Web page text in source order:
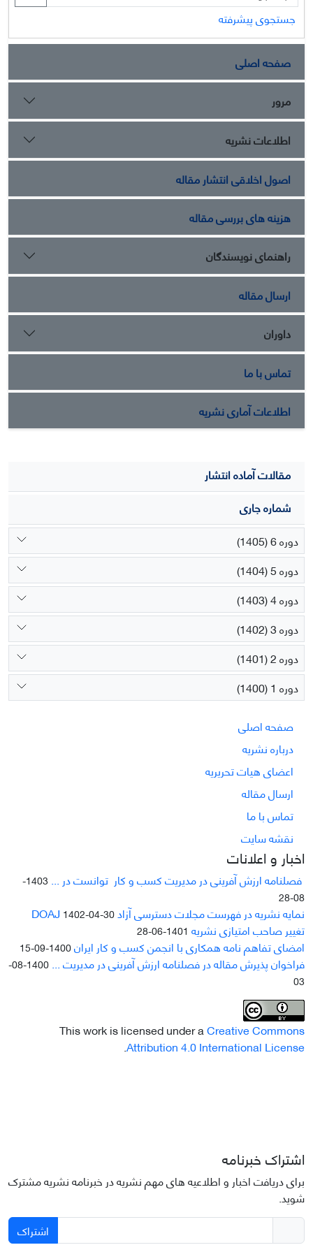
انتخاب شده‌اند. ابزار گردآوری داده‌ها در این تحقیق،
پرسشنامه‌های استاندارد بوده که روایی و پایایی آنها به تأیید
رسیده است. جهت تجزیه و تحلیل داده‌ها و انجام معادلات
و انجام معادلات ساختاری نشان داد که هوش مالی با نقش
واسطه‌ای سرمایه اجتماعی نمی‌تواند بر ریسک پذیری کارکنان
تاثیرگذار باشد. همچنین، نتایج نشان داد که هوش مالی به صورت
جستجوی پیشرفته
صفحه اصلی
مرور
اطلاعات نشریه
اصول اخلاقی انتشار مقاله
هزینه های بررسی مقاله
راهنمای نویسندگان
ارسال مقاله
داوران
تماس با ما
اطلاعات آماری نشریه
مقالات آماده انتشار
شماره جاری
دوره 6 (1405)
دوره 5 (1404)
دوره 4 (1403)
دوره 3 (1402)
دوره 2 (1401)
دوره 1 (1400)
صفحه اصلی
درباره نشریه
اعضای هیات تحریریه
ارسال مقاله
تماس با ما
نقشه سایت
اخبار و اعلانات
فصلنامه ارزش آفرینی در مدیریت کسب و کار توانست در ...
1403-
08-28
نمایه نشریه در فهرست مجلات دسترسی آزاد DOAJ1402-04-30
تغییر صاحب امتیازی نشریه 1401-06-28
امضای تفاهم نامه همکاری با انجمن کسب و کار ایران1400-09-15
فراخوان پذیرش مقاله در فصلنامه ارزش آفرینی در مدیریت ...
1400-08-
03
This work is licensed under aCreative Commons
Attribution 4.0 International License
.
اشتراک خبرنامه
برای دریافت اخبار و اطلاعیه های مهم نشریه در خبرنامه نشریه مشترک
شوید.
اشتراک